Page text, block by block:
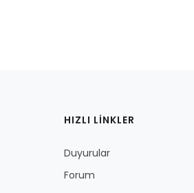
HIZLI LİNKLER
Duyurular
Forum